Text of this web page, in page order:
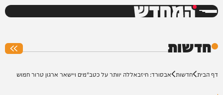
המחדש
חדשות
דף הבית חדשות אבסורד: חיזבאללה יוותר על כטב"מים ויישאר ארגון טרור חמוש